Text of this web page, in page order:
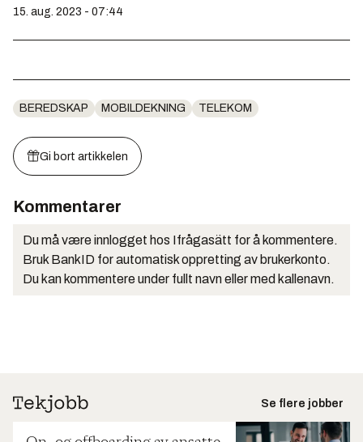
15. aug. 2023 - 07:44
BEREDSKAP MOBILDEKNING TELEKOM
Gi bort artikkelen
Kommentarer
Du må være innlogget hos Ifrågasätt for å kommentere.
Bruk BankID for automatisk oppretting av brukerkonto.
Du kan kommentere under fullt navn eller med kallenavn.
Se flere jobber